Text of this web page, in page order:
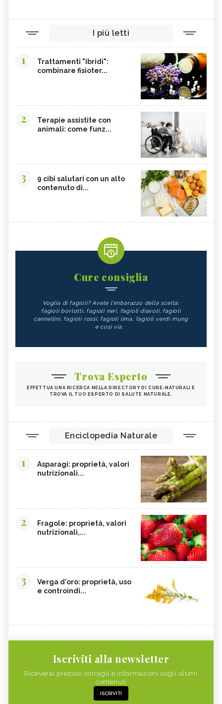
I più letti
1
Trattamenti "ibridi":
combinare fisioter...
2
Terapie assistite con
animali: come funz...
3
9 cibi salutari con un alto
contenuto di...
Cure consiglia
Voglia di fagioli? Avete l’imbarazzo della scelta:
fagioli borlotti, fagioli neri, fagioli diavoli, fagioli
cannellini, fagioli rossi, fagioli lima, fagioli verdi mung
e così via.
Trova Esperto
EFFETTUA UNA RICERCA NELLA DIRECTORY DI CURE-NATURALI E
TROVA IL TUO ESPERTO DI SALUTE NATURALE.
Enciclopedia Naturale
1
Asparagi: proprietà, valori
nutrizionali...
2
Fragole: proprietà, valori
nutrizionali,...
3
Verga d'oro: proprietà, uso
e controindi...
Iscriviti alla newsletter
Riceverai preziosi consigli e informazioni sugli ultimi
contenuti
ISCRIVITI